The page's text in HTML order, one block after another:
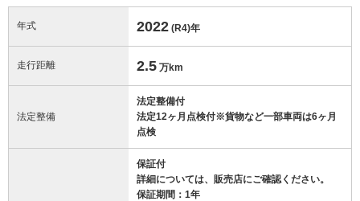
年式 2022 (R4)年
走行距離 2.5 万km
法定整備
法定整備付
法定12ヶ月点検付※貨物など一部車両は6ヶ月
点検
保証付
詳細については、販売店にご確認ください。
保証期間：1年